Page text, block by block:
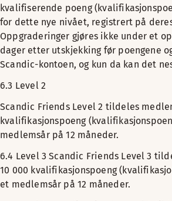
kvalifiserende poeng
for dette nye nivået, registrert på
Oppgraderinger gjøres ikke under et
dager etter utskjekking før poengene
Scandic-kontoen, og kun da kan det
6.3 Level 2
Scandic Friends Level 2 tildeles
kvalifikasjonspoeng
medlemsår på 12 måneder.
6.4 Level 3 Scandic Friends Level 3
10 000 kvalifikasjonspoeng
et medlemsår på 12 måneder.